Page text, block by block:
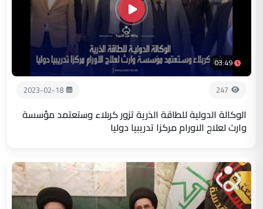
03:49
247
2023-02-18
الوكالة الدولية للطاقة الذرية تزور كربلاء وستعتمد مؤسسة
وارث لعلاج الاورام مركزا تدريبيا دوليا